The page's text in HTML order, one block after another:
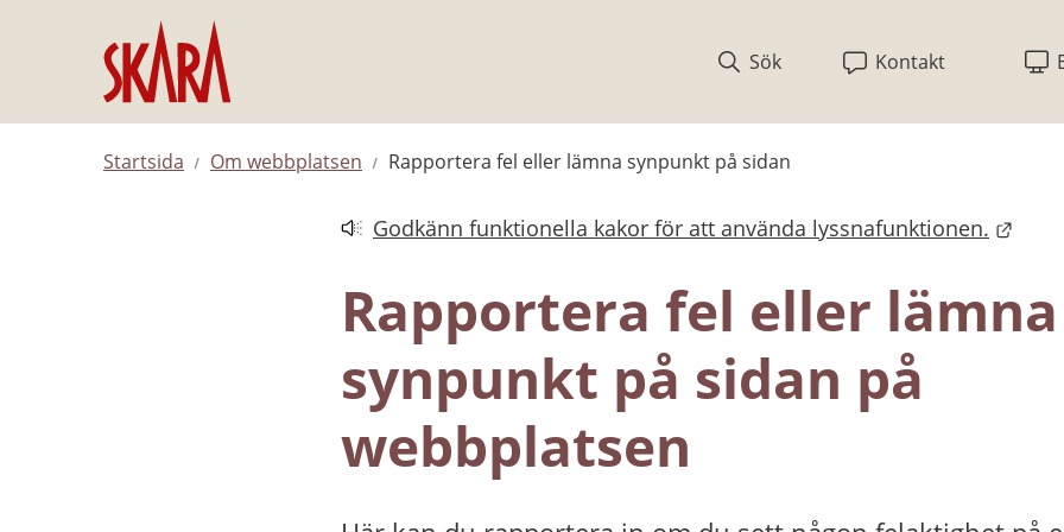
Hoppa till innehåll
Sök
Kontakt
Startsida Om webbplatsen Rapportera fel eller lämna synpunkt på sidan
Godkänn funktionella kakor för att använda lyssnafunktionen.
Länk till annan webbplats.
Rapportera fel eller lämna
synpunkt på sidan på
webbplatsen